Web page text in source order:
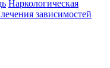
Наркологическая
зависимостей